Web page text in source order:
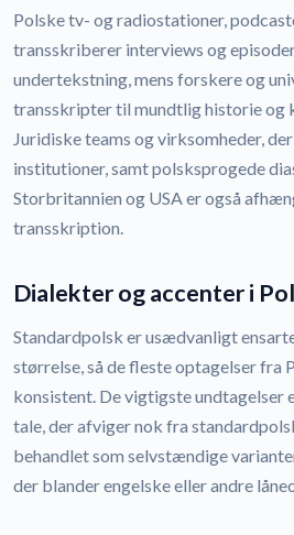
Polske tv- og radiostationer,
transskriberer interviews og
undertekstning, mens forskere og
transskripter til mundtlig historie og
Juridiske teams og virksomheder,
institutioner, samt polsksprogede
Storbritannien og USA er også
transskription.
Dialekter og accenter i
Standardpolsk er usædvanligt
størrelse, så de fleste optagelser fra
konsistent. De vigtigste undtagelser
tale, der afviger nok fra
behandlet som selvstændige
der blander engelske eller andre